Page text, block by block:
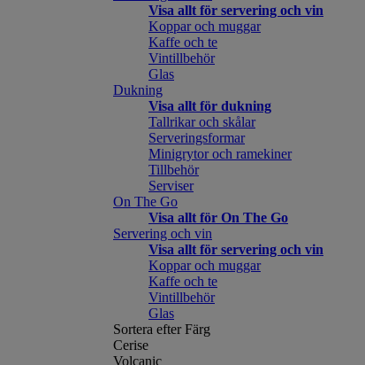
Visa allt för servering och vin
Koppar och muggar
Kaffe och te
Vintillbehör
Glas
Dukning
Visa allt för dukning
Tallrikar och skålar
Serveringsformar
Minigrytor och ramekiner
Tillbehör
Serviser
On The Go
Visa allt för On The Go
Servering och vin
Visa allt för servering och vin
Koppar och muggar
Kaffe och te
Vintillbehör
Glas
Sortera efter Färg
Cerise
Volcanic